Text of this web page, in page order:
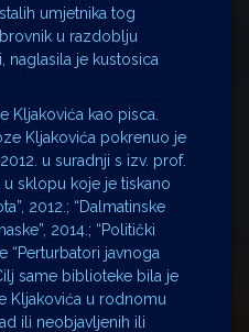
umjetnika tog
u razdoblju
naglasila je kustosica
Kljakovića kao pisca.
Kljakovića pokrenuo je
u suradnji s izv. prof.
sklopu koje je tiskano
2012.; “Dalmatinske
2014.; “Politički
“Perturbatori javnoga
same biblioteke bila je
Kljakovića u rodnomu
ili neobjavljenih ili